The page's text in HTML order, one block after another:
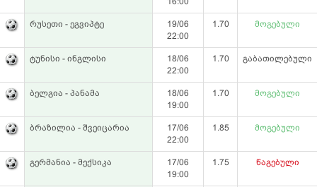
რუსეთი - ეგვიპტე
19/06
22:00
1.70 მოგებული
ტუნისი - ინგლისი
18/06
22:00
1.70 გაბათილებული
ბელგია - პანამა
18/06
19:00
1.70 მოგებული
ბრაზილია - შვეიცარია
17/06
22:00
1.85 მოგებული
გერმანია - მექსიკა
17/06
19:00
1.75 წაგებული